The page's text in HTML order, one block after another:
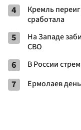
4
Кремль
сработала
5
На Западе
СВО
6 В России
7 Ермолаев